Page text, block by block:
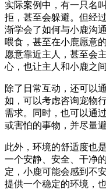
实际案例中，有一只名
拒，甚至会躲避。但经
渐学会了如何与小鹿沟
喂食，甚至在小鹿愿意
愿意靠近主人，甚至会
心，也让主人和小鹿之
除了日常互动，还可以
如，可以考虑咨询宠物
需求。同时，也可以通
或害怕的事物，并尽量
此外，环境的舒适度也
一个安静、安全、干净
定，小鹿可能会感到不
提供一个稳定的环境，